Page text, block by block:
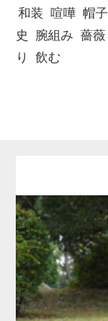
和装
喧嘩 帽子
史
腕組み 薔薇
り
飲む
Category:公園の